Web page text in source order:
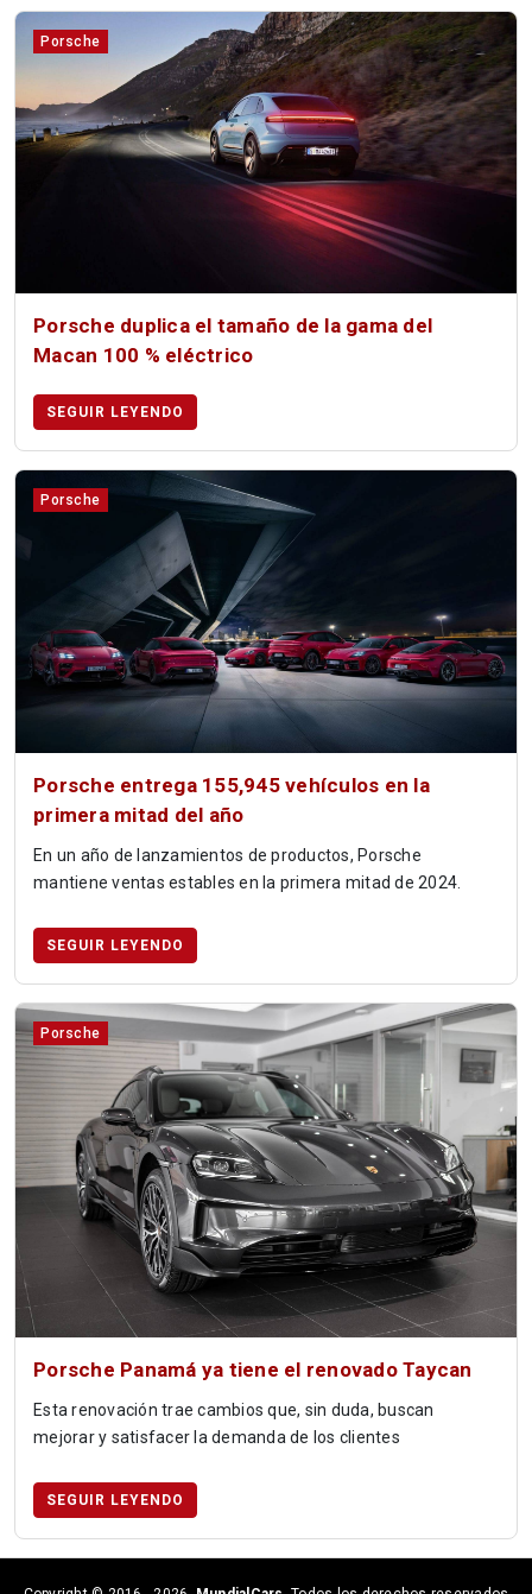
Porsche
Porsche duplica el tamaño de la gama del
Macan 100 % eléctrico
SEGUIR LEYENDO
Porsche
Porsche entrega 155,945 vehículos en la
primera mitad del año
En un año de lanzamientos de productos, Porsche
mantiene ventas estables en la primera mitad de 2024.
SEGUIR LEYENDO
Porsche
Porsche Panamá ya tiene el renovado Taycan
Esta renovación trae cambios que, sin duda, buscan
mejorar y satisfacer la demanda de los clientes
SEGUIR LEYENDO